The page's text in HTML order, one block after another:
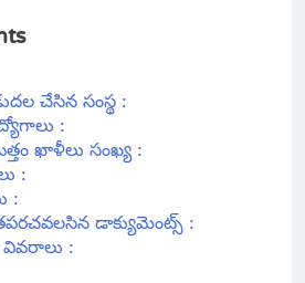
చేసిన సంస్థ :
:
ఖాళీలు సంఖ్య :
:
:
డాక్యుమెంట్స్ :
: